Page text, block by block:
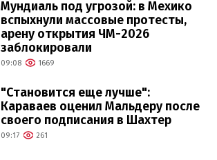
Мундиаль под угрозой: в Мехико
вспыхнули массовые протесты,
арену открытия ЧМ-2026
заблокировали
09:08 1669
"Становится еще лучше":
Караваев оценил Мальдеру после
своего подписания в Шахтер
09:17 261